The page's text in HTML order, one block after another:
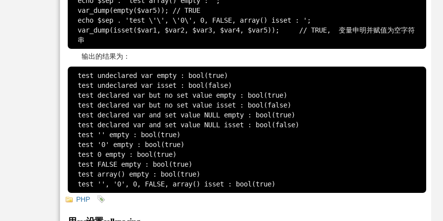
var_dump(empty($var5));	// TRUE
echo $sep . 'test \'\', \'0\', 0, FALSE, array() isset : ';
var_dump(isset($var1, $var2, $var3, $var4, $var5));	// TRUE,  变量申明并赋值为空字符
串
输出的结果为：
test undeclared var empty : bool(true)
test undeclared var isset : bool(false)
test declared var but no set value empty : bool(true)
test declared var but no set value isset : bool(false)
test declared var and set value NULL empty : bool(true)
test declared var and set value NULL isset : bool(false)
test '' empty : bool(true)
test '0' empty : bool(true)
test 0 empty : bool(true)
test FALSE empty : bool(true)
test array() empty : bool(true)
test '', '0', 0, FALSE, array() isset : bool(true)
PHP